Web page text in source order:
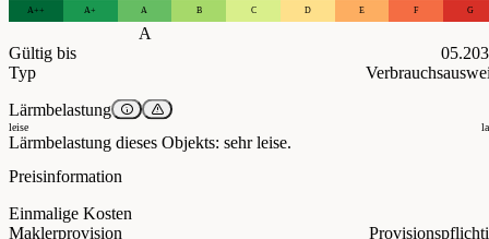
A++ A+ A B C D E F G
A
Gültig bis
Typ
Lärmbelastung
leise
Lärmbelastung dieses Objekts: sehr leise.
Preisinformation
Einmalige Kosten
Maklerprovision